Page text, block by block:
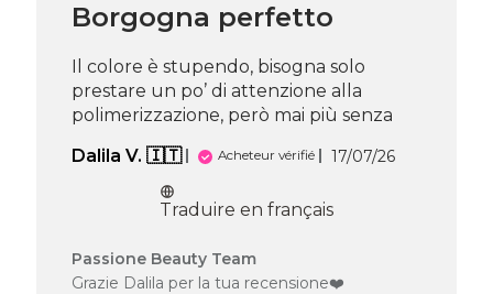
Borgogna perfetto
Il colore è stupendo, bisogna solo
prestare un po’ di attenzione alla
polimerizzazione, però mai più senza
Dalila V. 🇮🇹
Acheteur vérifié
Date
17/07/26
Traduire en français
Commentaires
du
Passione Beauty Team
Grazie Dalila per la tua recensione❤️